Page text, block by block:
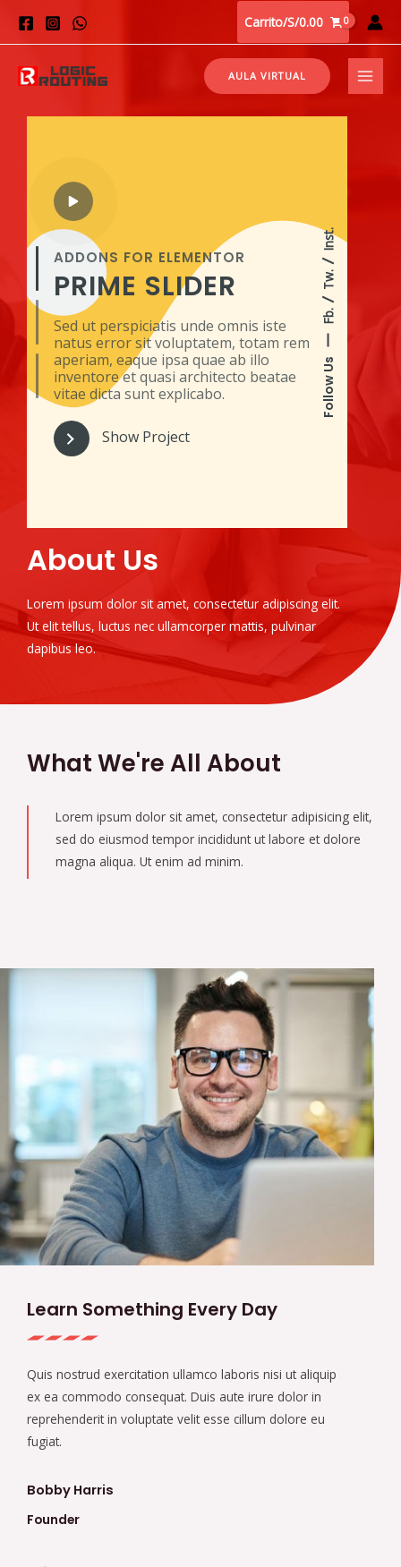
Carrito/S/0.00
AULA VIRTUAL
ADDONS FOR ELEMENTOR
PRIME SLIDER
Sed ut perspiciatis unde omnis iste
natus error sit voluptatem, totam rem
aperiam, eaque ipsa quae ab illo
inventore et quasi architecto beatae
vitae dicta sunt explicabo.
Show Project
Follow Us
Fb.
Tw.
Inst.
About Us
Lorem ipsum dolor sit amet, consectetur adipiscing elit.
Ut elit tellus, luctus nec ullamcorper mattis, pulvinar
dapibus leo.
What We're All About
Lorem ipsum dolor sit amet, consectetur adipisicing elit,
sed do eiusmod tempor incididunt ut labore et dolore
magna aliqua. Ut enim ad minim.
Learn Something Every Day
Quis nostrud exercitation ullamco laboris nisi ut aliquip
ex ea commodo consequat. Duis aute irure dolor in
reprehenderit in voluptate velit esse cillum dolore eu
fugiat.
Bobby Harris
Founder